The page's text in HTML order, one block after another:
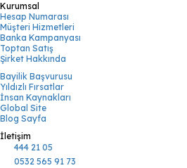
Kurumsal
Hesap Numarası
Müşteri Hizmetleri
Banka Kampanyası
Toptan Satış
Şirket Hakkında
Bayilik Başvurusu
Yıldızlı Fırsatlar
İnsan Kaynakları
Global Site
Blog Sayfa
İletişim
444 21 05
0532 565 91 73